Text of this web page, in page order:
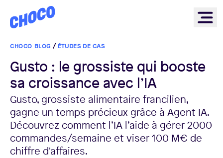
Choco
CHOCO BLOG / ÉTUDES DE CAS
Gusto : le grossiste qui booste
sa croissance avec l’IA
Gusto, grossiste alimentaire francilien,
gagne un temps précieux grâce à Agent IA.
Découvrez comment l’IA l’aide à gérer 2000
commandes/semaine et viser 100 M€ de
chiffre d'affaires.